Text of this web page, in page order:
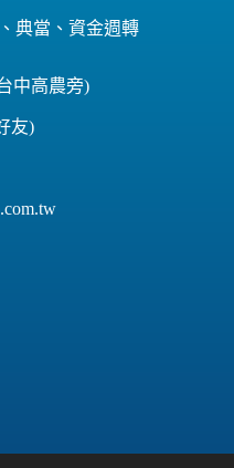
、 典當 、 資金週轉
中高農旁)
友)